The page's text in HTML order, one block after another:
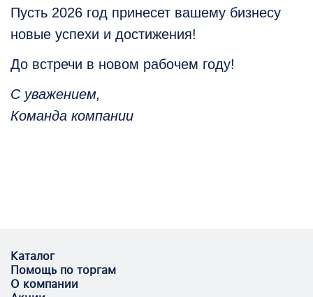
Пусть 2026 год принесет вашему бизнесу
новые успехи и достижения!
До встречи в новом рабочем году!
С уважением,
Команда компании
Каталог
Помощь по торгам
О компании